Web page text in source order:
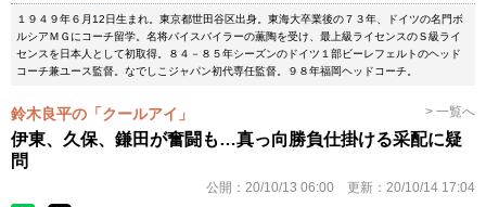
１９４９年６月12日生まれ。東京都世田谷区出身。東海大卒業後の７３年、ドイツの名門ボ
ルシアＭＧにコーチ留学。名将バイスバイラーの薫陶を受け、最上級ライセンスのＳ級ライ
センスを日本人として初取得。８４－８５年シーズンのドイツ１部ビーレフェルトのヘッド
コーチ兼ユース監督。なでしこジャパン初代専任監督。９８年福岡ヘッドコーチ。
鈴木良平の「クールアイ」 > 一覧へ
伊東、久保、鎌田が奮闘も…真っ向勝負仕掛ける采配に疑
問
公開： 20/10/13 06:00 更新： 20/10/14 17:04